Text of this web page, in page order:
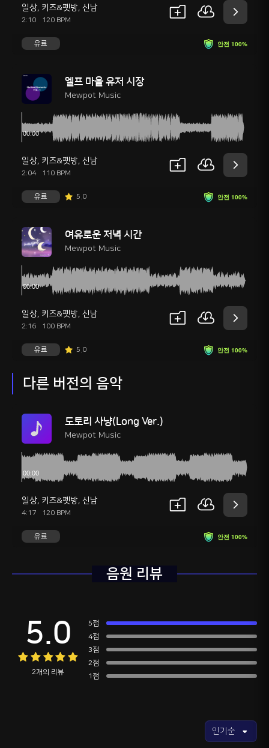
일상, 키즈&펫방, 신남
2:10 120 BPM
안전 100%
유료
엘프 마을 유저 시장
Mewpot Music
일상, 키즈&펫방, 신남
2:04 110 BPM
안전 100%
유료 5.0
여유로운 저녁 시간
Mewpot Music
일상, 키즈&펫방, 신남
2:16 100 BPM
안전 100%
유료 5.0
다른 버전의 음악
도토리 사냥(Long Ver.)
Mewpot Music
일상, 키즈&펫방, 신남
4:17 120 BPM
안전 100%
유료
음원 리뷰
5.0
2개의 리뷰
5점
4점
3점
2점
1점